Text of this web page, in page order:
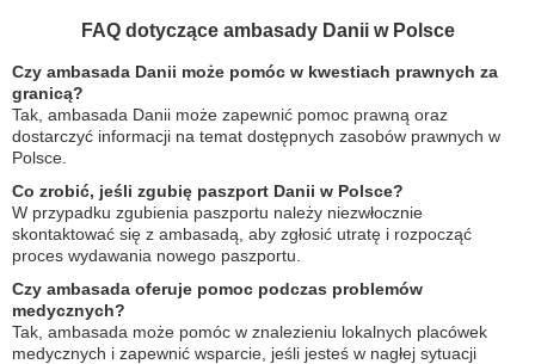
FAQ dotyczące ambasady Danii w Polsce
Czy ambasada Danii może pomóc w kwestiach prawnych za
granicą?
Tak, ambasada Danii może zapewnić pomoc prawną oraz
dostarczyć informacji na temat dostępnych zasobów prawnych w
Polsce.
Co zrobić, jeśli zgubię paszport Danii w Polsce?
W przypadku zgubienia paszportu należy niezwłocznie
skontaktować się z ambasadą, aby zgłosić utratę i rozpocząć
proces wydawania nowego paszportu.
Czy ambasada oferuje pomoc podczas problemów
medycznych?
Tak, ambasada może pomóc w znalezieniu lokalnych placówek
medycznych i zapewnić wsparcie, jeśli jesteś w nagłej sytuacji